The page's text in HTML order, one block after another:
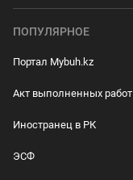
ПОПУЛЯРНОЕ
Портал Mybuh.kz
Акт выполненных работ
Иностранец в РК
ЭСФ